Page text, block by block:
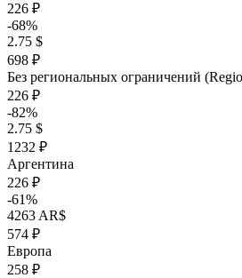
226 ₽
-68%
2.75 $
698 ₽
Без региональных ограничений
226 ₽
-82%
2.75 $
1232 ₽
Аргентина
226 ₽
-61%
4263 AR$
574 ₽
Европа
258 ₽